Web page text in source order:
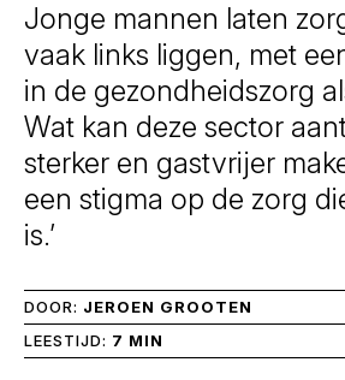
Jonge mannen laten
vaak links liggen, met
in de gezondheidszorg
Wat kan deze sector
sterker en gastvrijer
een stigma op de zorg
is.’
DOOR: JEROEN GROOTEN
LEESTIJD: 7 MIN